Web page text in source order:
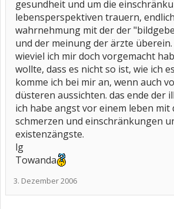
gesundheit und um die
lebensperspektiven trauern,
wahrnehmung mit der der
und der meinung der ärzte überein.
wieviel ich mir doch vorgemacht
wollte, dass es nicht so ist, wie ich
komme ich bei mir an, wenn auch
düsteren aussichten. das ende der
ich habe angst vor einem leben mit
schmerzen und einschränkungen
existenzängste.
lg
Towanda
3. Dezember 2006